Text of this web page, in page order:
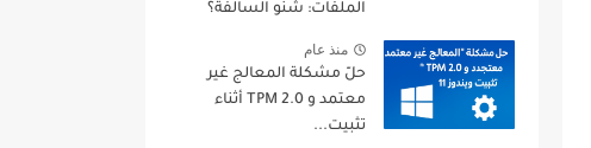
الملفات: شنو السالفة؟
منذ عام
حلّ مشكلة المعالج غير
معتمد و TPM 2.0 أثناء
تثبيت...